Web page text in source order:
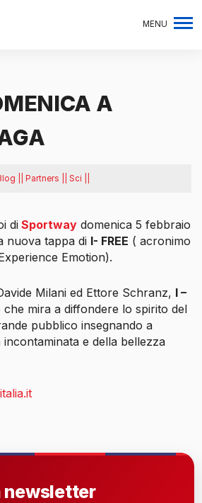
MENU
A
|| Partners || Sci ||
di Sportway domenica 5 febbraio
nuova tappa di I- FREE ( acronimo
Emotion).
Milani ed Ettore Schranz, I –
mira a diffondere lo spirito del
pubblico insegnando a
e della bellezza
newsletter